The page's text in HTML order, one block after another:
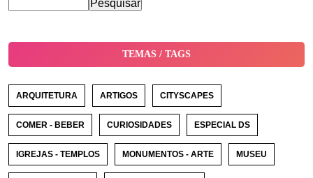
TEMAS / TAGS
ARQUITETURA ARTIGOS CITYSCAPES
COMER - BEBER CURIOSIDADES ESPECIAL DS
IGREJAS - TEMPLOS MONUMENTOS - ARTE MUSEU